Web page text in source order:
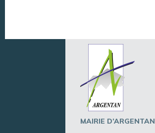
MAIRIE D’ARGENTAN